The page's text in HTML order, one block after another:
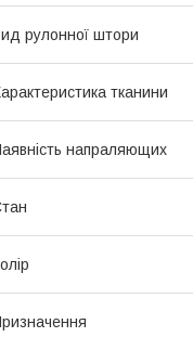
рулонної штори
тканини
напраляющих